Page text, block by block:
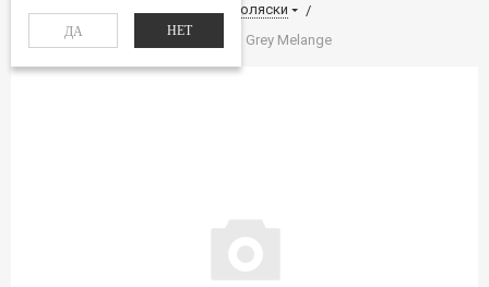
ДА НЕТ
Главная Каталог
Детские коляски
Детская коляска Stokke Crusi 2 в 1 Grey Melange